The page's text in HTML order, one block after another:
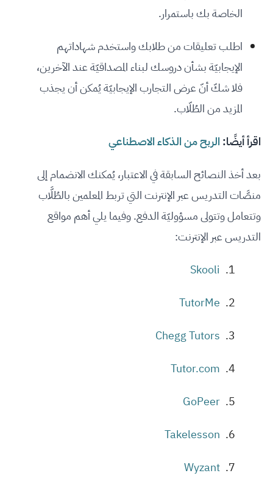
الخاصة بك باستمرار.
اطلب تعليقات من طلابك واستخدم شهاداتهم
الإيجابيّة بشأن دروسك لبناء المصداقيّة عند الآخرين،
فلا شكّ أنّ عرض التجارب الإيجابيّة يُمكن أن يجذب
المزيد من الطُلّاب.
اقرأ أيضًا: الربح من الذكاء الاصطناعي
بعد أخذ النصائح السابقة في الاعتبار، يُمكنك الانضمام إلى
منصَّات التدريس عبر الإنترنت التي تربط المعلمين بالطُلَّاب
وتتعامل وتتولى مسؤوليّة الدفع. وفيما يلي أهم مواقع
التدريس عبر الإنترنت:
Skooli
TutorMe
Chegg Tutors
Tutor.com
GoPeer
Takelesson
Wyzant